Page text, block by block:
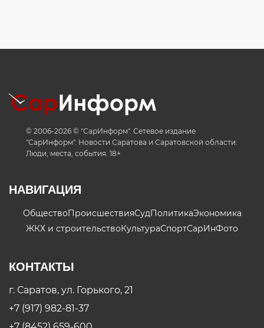
© 2006-2026 © "СарИнформ". Сетевое издание
"СарИнформ". Новости Саратова и Саратовской области.
Люди, места, события. 18+
НАВИГАЦИЯ
ОбществоПроисшествияСудПолитикаЭкономика
ЖКХ и строительствоКультураСпортСарИнФото
КОНТАКТЫ
г. Саратов, ул. Горького, 21
+7 (917) 982-81-37